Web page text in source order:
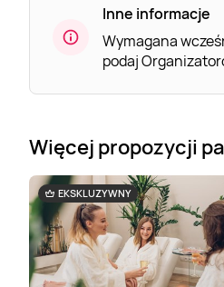
Inne informacje
Wymagana
podaj
Więcej propozycji
EKSKLUZYWNY